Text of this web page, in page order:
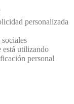
personalizada
utilizando
personal